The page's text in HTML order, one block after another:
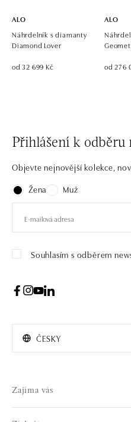
ALO
Náhrdelník s diamanty
Diamond Lover
od 32 699 Kč
ALO
od 276
Přihlášení k odběru
Objevte nejnovější kolekce,
Žena
Muž
Souhlasím s odběrem
ČESKY
Zajíma vás